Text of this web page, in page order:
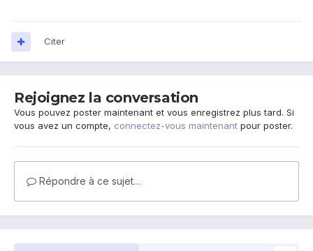
Citer
Rejoignez la conversation
Vous pouvez poster maintenant et vous enregistrez plus tard. Si
vous avez un compte, connectez-vous maintenant pour poster.
Répondre à ce sujet…